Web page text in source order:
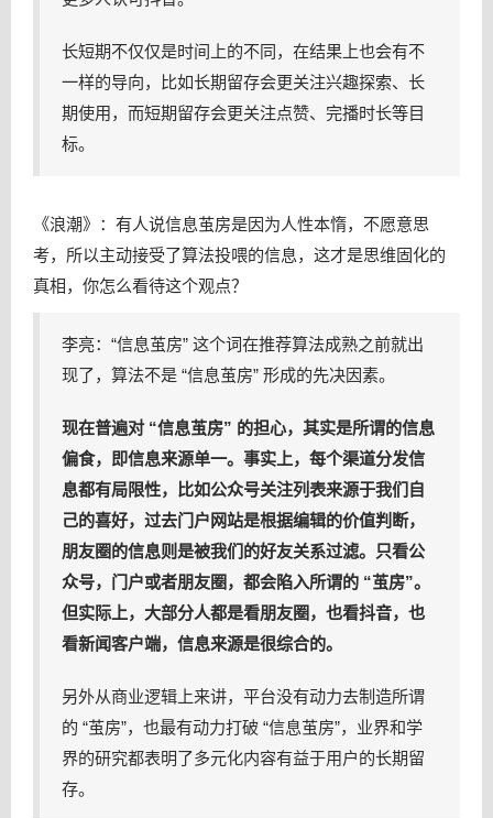
长短期不仅仅是时间上的不同，在结果上也会有不
一样的导向，比如长期留存会更关注兴趣探索、长
期使用，而短期留存会更关注点赞、完播时长等目
标。
《浪潮》：有人说信息茧房是因为人性本惰，不愿意思
考，所以主动接受了算法投喂的信息，这才是思维固化的
真相，你怎么看待这个观点？
李亮：“信息茧房” 这个词在推荐算法成熟之前就出
现了，算法不是 “信息茧房” 形成的先决因素。
现在普遍对 “信息茧房” 的担心，其实是所谓的信息
偏食，即信息来源单一。事实上，每个渠道分发信
息都有局限性，比如公众号关注列表来源于我们自
己的喜好，过去门户网站是根据编辑的价值判断，
朋友圈的信息则是被我们的好友关系过滤。只看公
众号，门户或者朋友圈，都会陷入所谓的 “茧房”。
但实际上，大部分人都是看朋友圈，也看抖音，也
看新闻客户端，信息来源是很综合的。
另外从商业逻辑上来讲，平台没有动力去制造所谓
的 “茧房”，也最有动力打破 “信息茧房”，业界和学
界的研究都表明了多元化内容有益于用户的长期留
存。